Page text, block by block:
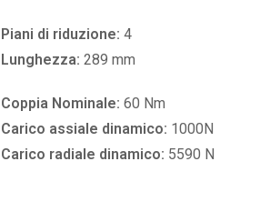
Piani di riduzione: 4
Lunghezza: 289 mm
Coppia Nominale: 60 Nm
Carico assiale dinamico: 1000N
Carico radiale dinamico: 5590 N